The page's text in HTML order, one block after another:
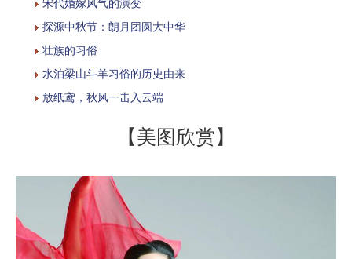
探源中秋节：朗月团圆大中华
壮族的习俗
水泊梁山斗羊习俗的历史由来
放纸鸢，秋风一击入云端
【美图欣赏】